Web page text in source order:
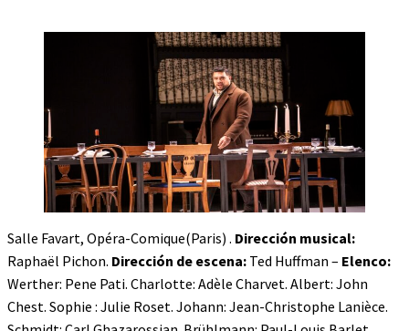
Salle Favart, Opéra-Comique(Paris) . Dirección musical:
Raphaël Pichon. Dirección de escena: Ted Huffman – Elenco:
Werther: Pene Pati. Charlotte: Adèle Charvet. Albert: John
Chest. Sophie : Julie Roset. Johann: Jean-Christophe Lanièce.